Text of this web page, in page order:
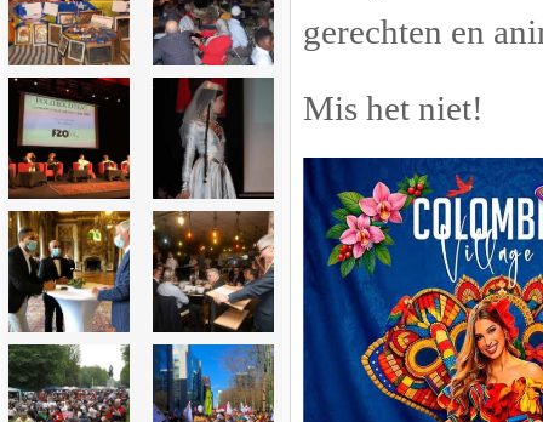
gerechten en
Mis het niet!